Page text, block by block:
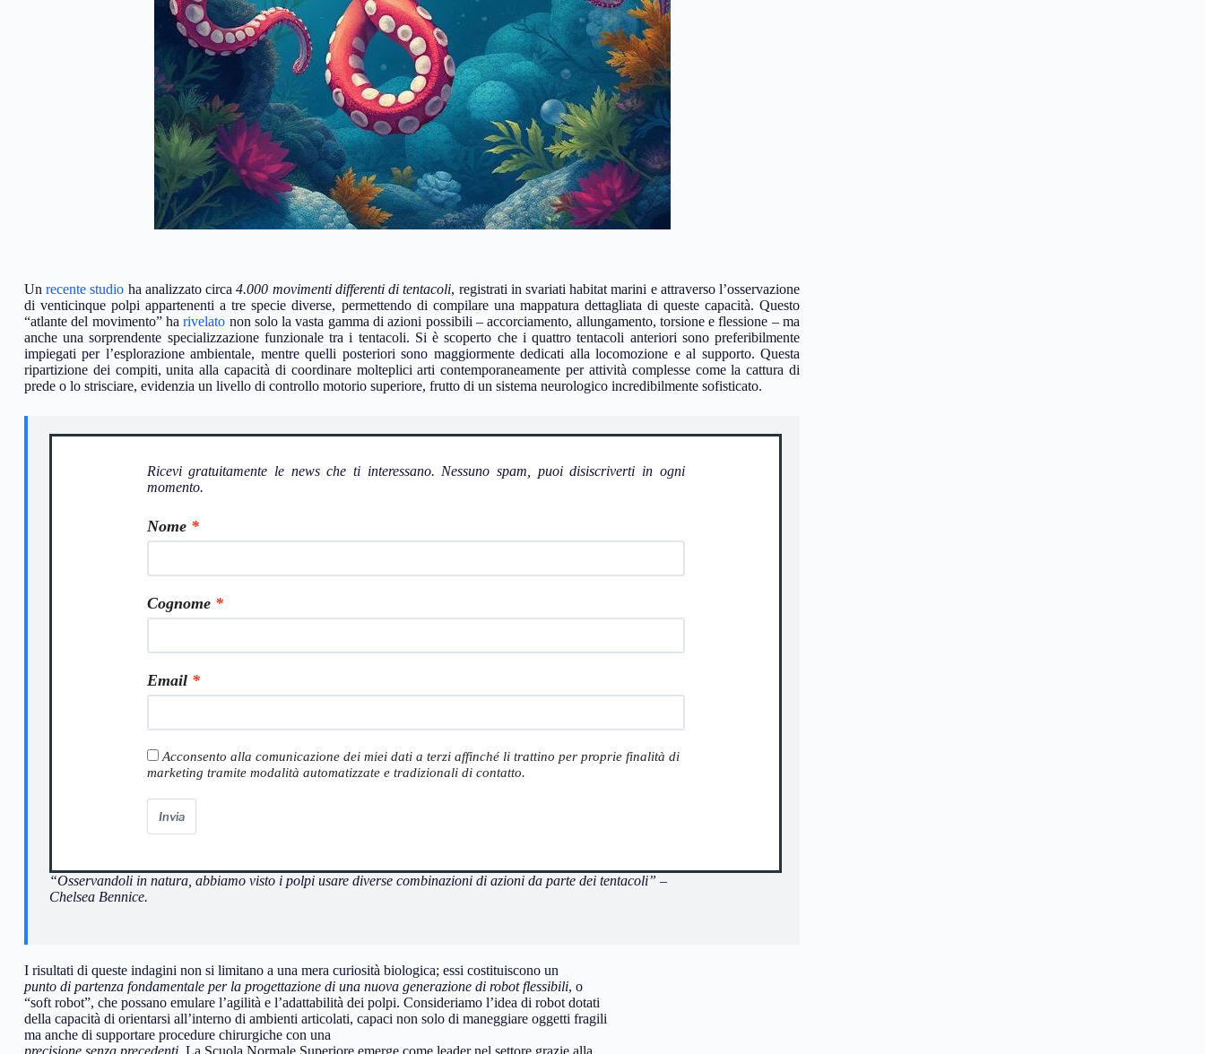
Unrecente studio ha analizzato circa4.000 movimenti differenti di tentacoli, registrati in svariati habitat marini e attraverso l’osservazione
di venticinque polpi appartenenti a tre specie diverse, permettendo di compilare una mappatura dettagliata di queste capacità. Questo
“atlante del movimento” harivelato non solo la vasta gamma di azioni possibili – accorciamento, allungamento, torsione e flessione – ma
anche una sorprendente specializzazione funzionale tra i tentacoli. Si è scoperto che i quattro tentacoli anteriori sono preferibilmente
impiegati per l’esplorazione ambientale, mentre quelli posteriori sono maggiormente dedicati alla locomozione e al supporto. Questa
ripartizione dei compiti, unita alla capacità di coordinare molteplici arti contemporaneamente per attività complesse come la cattura di
prede o lo strisciare, evidenzia un livello di controllo motorio superiore, frutto di un sistema neurologico incredibilmente sofisticato.
Ricevi gratuitamente le news che ti interessano. Nessuno spam, puoi disiscriverti in ogni
momento.
Nome
Cognome
Email
Acconsento alla comunicazione dei miei dati a terzi affinché li trattino per proprie finalità di
marketing tramite modalità automatizzate e tradizionali di contatto.
Invia
“Osservandoli in natura, abbiamo visto i polpi usare diverse combinazioni di azioni da parte dei tentacoli” –
Chelsea Bennice.
I risultati di queste indagini non si limitano a una mera curiosità biologica; essi costituiscono un
punto di partenza fondamentale per la progettazione di una nuova generazione di robot flessibili, o
“soft robot”, che possano emulare l’agilità e l’adattabilità dei polpi. Consideriamo l’idea di robot dotati
della capacità di orientarsi all’interno di ambienti articolati, capaci non solo di maneggiare oggetti fragili
ma anche di supportare procedure chirurgiche con una
precisione senza precedenti . La Scuola Normale Superiore emerge come leader nel settore grazie alla